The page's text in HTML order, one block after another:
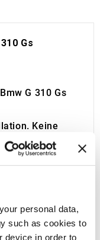
personal data,
such as cookies to
device in order to
Gs
G 310 Gs
Keine
und Zertifikat
enthalten.